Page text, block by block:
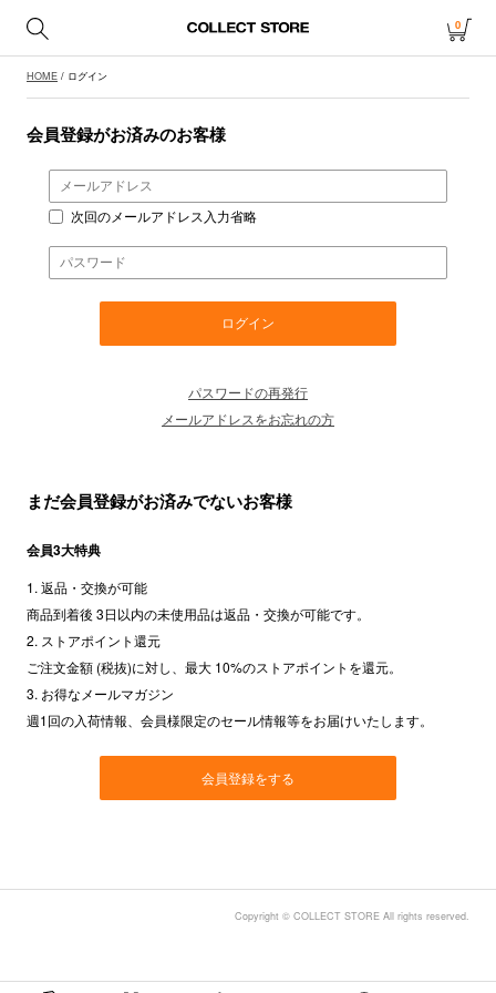
0
HOME / ログイン
会員登録がお済みのお客様
次回のメールアドレス入力省略
パスワードの再発行
メールアドレスをお忘れの方
まだ会員登録がお済みでないお客様
会員3大特典
1. 返品・交換が可能
商品到着後 3日以内の未使用品は返品・交換が可能です。
2. ストアポイント還元
ご注文金額 (税抜)に対し、最大 10%のストアポイントを還元。
3. お得なメールマガジン
週1回の入荷情報、会員様限定のセール情報等をお届けいたします。
会員登録をする
Copyright © COLLECT STORE All rights reserved.